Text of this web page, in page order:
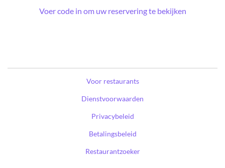
Voer code in om uw reservering te bekijken
Voor restaurants
Dienstvoorwaarden
Privacybeleid
Betalingsbeleid
Restaurantzoeker